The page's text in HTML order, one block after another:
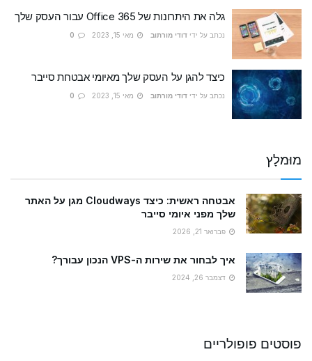
גלה את היתרונות של Office 365 עבור העסק שלך
נכתב על ידי דודי מורתוב מאי 15, 2023
כיצד להגן על העסק שלך מאיומי אבטחת סייבר
נכתב על ידי דודי מורתוב מאי 15, 2023
מוּמלָץ
אבטחה ראשית: כיצד Cloudways מגן על האתר
שלך מפני איומי סייבר
פברואר 21, 2026
איך לבחור את שירות ה-VPS הנכון עבורך?
דצמבר 26, 2024
פוסטים פופולריים